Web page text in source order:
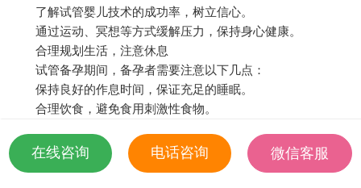
了解试管婴儿技术的成功率，树立信心。
通过运动、冥想等方式缓解压力，保持身心健康。
合理规划生活，注意休息
试管备孕期间，备孕者需要注意以下几点：
保持良好的作息时间，保证充足的睡眠。
合理饮食，避免食用刺激性食物。
保持沟通，寻求专业心理支持
试管备孕过程中，备孕者可能会遇到各种心理问题。此
在线咨询 电话咨询
微信客服